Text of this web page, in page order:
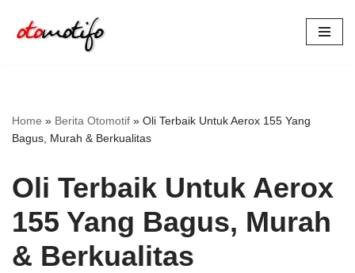
Lompat
Home » Berita Otomotif » Oli Terbaik Untuk Aerox 155 Yang
Bagus, Murah & Berkualitas
Oli Terbaik Untuk Aerox
155 Yang Bagus, Murah
& Berkualitas